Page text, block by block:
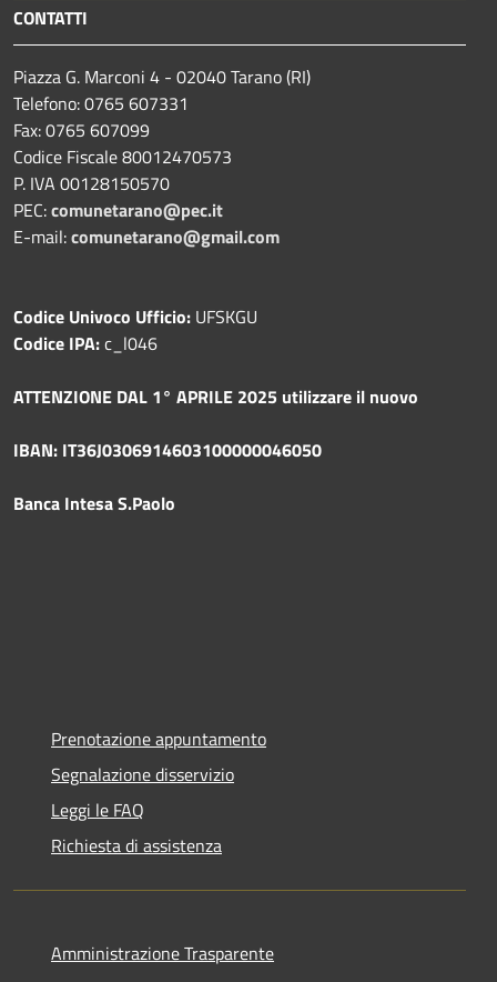
CONTATTI
Piazza G. Marconi 4 - 02040 Tarano (RI)
Telefono: 0765 607331
Fax: 0765 607099
Codice Fiscale 80012470573
P. IVA 00128150570
PEC:comunetarano@pec.it
E-mail:comunetarano@gmail.com
Codice Univoco Ufficio: UFSKGU
Codice IPA:c_l046
ATTENZIONE DAL 1° APRILE 2025 utilizzare il nuovo
IBAN: IT36J0306914603100000046050
Banca Intesa S.Paolo
Prenotazione appuntamento
Segnalazione disservizio
Leggi le FAQ
Richiesta di assistenza
Amministrazione Trasparente